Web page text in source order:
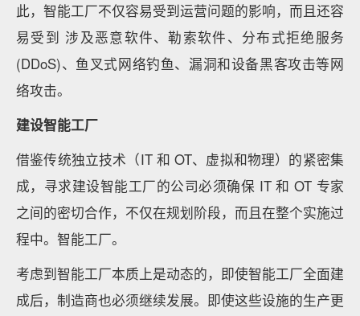
此，智能工厂不仅容易受到运营问题的影响，而且还容
易受到 涉及恶意软件、勒索软件、分布式拒绝服务
(DDoS)、鱼叉式网络钓鱼、漏洞和设备黑客攻击等网
络攻击。
建设智能工厂
借鉴传统独立技术（IT 和 OT、虚拟和物理）的紧密集
成，寻求建设智能工厂的公司必须确保 IT 和 OT 专家
之间的密切合作，不仅在规划阶段，而且在整个实施过
程中。智能工厂。
考虑到智能工厂本质上是动态的，即使智能工厂全面建
成后，制造商也必须继续发展。即使这些设施的生产更